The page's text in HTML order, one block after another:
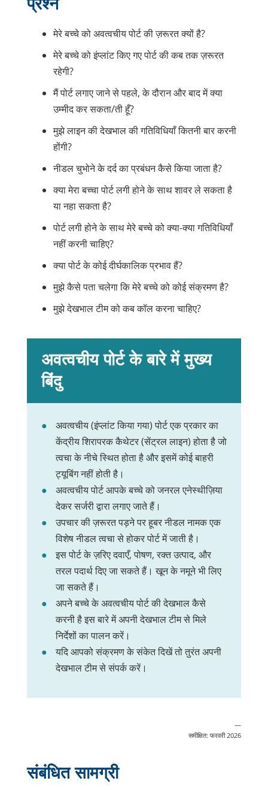
प्रश्न
मेरे बच्चे को अवत्वचीय पोर्ट की ज़रूरत क्यों है?
मेरे बच्चे को इंप्लांट किए गए पोर्ट की कब तक ज़रूरत
रहेगी?
मैं पोर्ट लगाए जाने से पहले, के दौरान और बाद में क्या
उम्मीद कर सकता/ती हूँ?
मुझे लाइन की देखभाल की गतिविधियाँ कितनी बार करनी
होंगी?
नीडल चुभोने के दर्द का प्रबंधन कैसे किया जाता है?
क्या मेरा बच्चा पोर्ट लगी होने के साथ शावर ले सकता है
या नहा सकता है?
पोर्ट लगी होने के साथ मेरे बच्चे को क्या-क्या गतिविधियाँ
नहीं करनी चाहिए?
क्या पोर्ट के कोई दीर्घकालिक प्रभाव हैं?
मुझे कैसे पता चलेगा कि मेरे बच्चे को कोई संक्रमण है?
मुझे देखभाल टीम को कब कॉल करना चाहिए?
अवत्वचीय पोर्ट के बारे में मुख्य
बिंदु
अवत्वचीय (इंप्लांट किया गया) पोर्ट एक प्रकार का
केंद्रीय शिरापरक कैथेटर (सेंट्रल लाइन) होता है जो
त्वचा के नीचे स्थित होता है और इसमें कोई बाहरी
ट्यूबिंग नहीं होती है।
अवत्वचीय पोर्ट आपके बच्चे को जनरल एनेस्थीज़िया
देकर सर्जरी द्वारा लगाए जाते हैं।
उपचार की ज़रूरत पड़ने पर हूबर नीडल नामक एक
विशेष नीडल त्वचा से होकर पोर्ट में जाती है।
इस पोर्ट के ज़रिए दवाएँ, पोषण, रक्त उत्पाद, और
तरल पदार्थ दिए जा सकते हैं। खून के नमूने भी लिए
जा सकते हैं।
अपने बच्चे के अवत्वचीय पोर्ट की देखभाल कैसे
करनी है इस बारे में अपनी देखभाल टीम से मिले
निर्देशों का पालन करें।
यदि आपको संक्रमण के संकेत दिखें तो तुरंत अपनी
देखभाल टीम से संपर्क करें।
—
समीक्षित: फरवरी 2026
संबंधित सामग्री